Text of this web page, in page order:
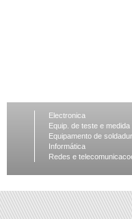
Electronica
Equip. de teste e medida
Equipamento de
Informática
Redes e